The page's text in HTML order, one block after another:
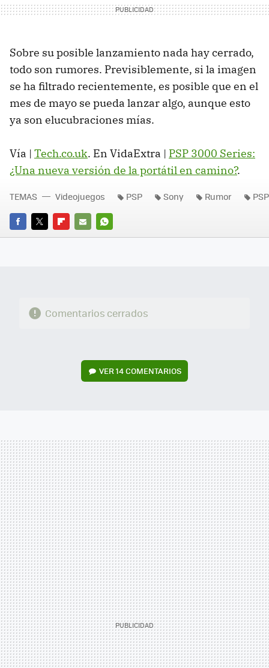
Sobre su posible lanzamiento nada hay cerrado,
todo son rumores. Previsiblemente, si la imagen
se ha filtrado recientemente, es posible que en el
mes de mayo se pueda lanzar algo, aunque esto
ya son elucubraciones mías.
Vía | Tech.co.uk. En VidaExtra | PSP 3000 Series:
¿Una nueva versión de la portátil en camino?.
FACEBOOK
TWITTERFLIPBOARD
E-
WHATSAPP
TEMAS Videojuegos PSP Sony Rumor
Comentarios cerrados
VER14 COMENTARIOS